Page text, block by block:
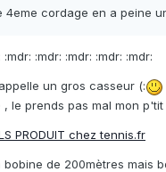
4eme cordage en a peine
:mdr: :mdr: :mdr: :mdr: :mdr:
un gros casseur (:
le prends pas mal mon p'tit
PRODUIT chez tennis.fr
de 200mètres mais